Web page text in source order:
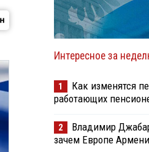
Интересное за
1
Как изменятся
работающих
2
Владимир
зачем Европе